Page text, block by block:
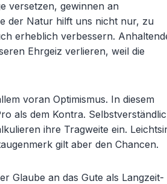
versetzen, gewinnen an
der Natur hilft uns nicht nur, zu
erheblich verbessern.
Ehrgeiz verlieren, weil die
voran Optimismus. In diesem
als dem Kontra.
ihre Tragweite ein.
gilt aber den Chancen.
Glaube an das Gute als Langzeit-